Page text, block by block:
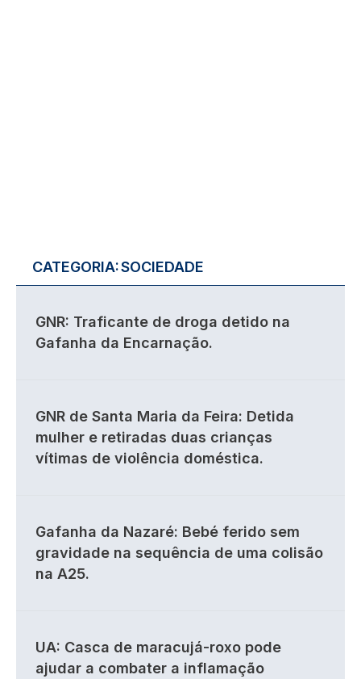
CATEGORIA:SOCIEDADE
GNR: Traficante de droga detido na
Gafanha da Encarnação.
GNR de Santa Maria da Feira: Detida
mulher e retiradas duas crianças
vítimas de violência doméstica.
Gafanha da Nazaré: Bebé ferido sem
gravidade na sequência de uma colisão
na A25.
UA: Casca de maracujá-roxo pode
ajudar a combater a inflamação